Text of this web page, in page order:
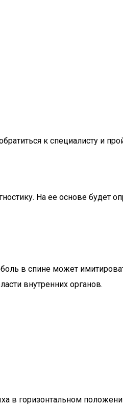
к специалисту и
На ее основе будет
в спине может
внутренних органов.
в горизонтальном